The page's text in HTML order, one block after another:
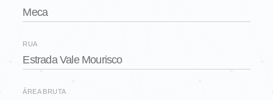
Meca
RUA
Estrada Vale Mourisco
ÁREA BRUTA